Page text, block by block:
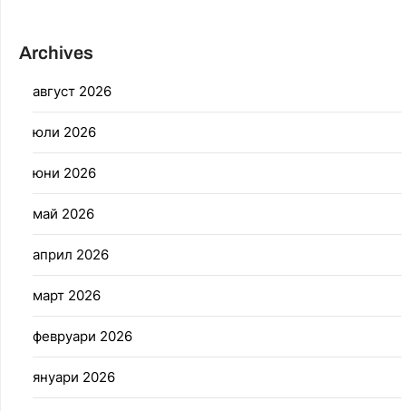
Archives
август 2026
юли 2026
юни 2026
май 2026
април 2026
март 2026
февруари 2026
януари 2026